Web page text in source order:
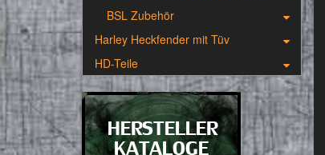
BSL Zubehör
Harley Heckfender mit Tüv
HD-Teile